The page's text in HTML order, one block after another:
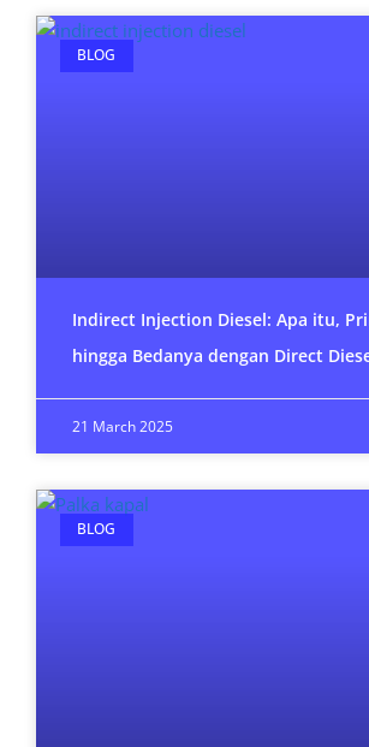
BLOG
Indirect Injection Diesel: Apa itu,
hingga Bedanya dengan Direct
21 March 2025
BLOG